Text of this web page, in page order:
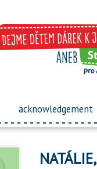
acknowledgement